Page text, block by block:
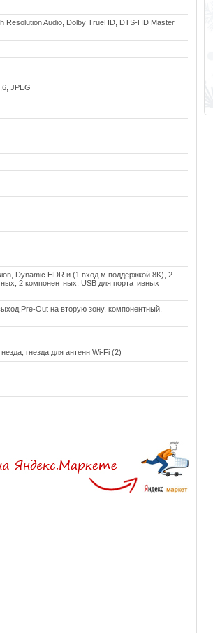
Resolution Audio, Dolby TrueHD, DTS-HD Master
JPEG
Dynamic HDR и (1 вход м поддержкой 8K), 2
2 компонентных, USB для портативных
Pre-Out на вторую зону, компонентный,
гнезда для антенн Wi-Fi (2)